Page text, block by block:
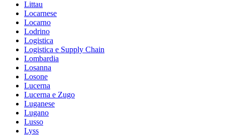
Littau
Locarnese
Locarno
Lodrino
Logistica
Logistica e Supply Chain
Lombardia
Losanna
Losone
Lucerna
Lucerna e Zugo
Luganese
Lugano
Lusso
Lyss